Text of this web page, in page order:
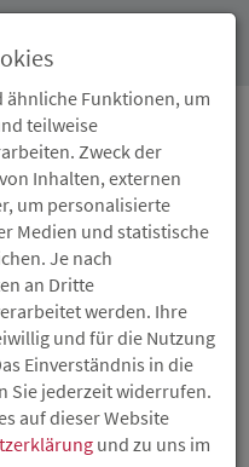
SICH AN
Rheinland-Pfalz (ISB)
im Rahmen einer
die
ähnliche Funktionen, um
teilweise
Zweck der
Inhalten, externen
um personalisierte
Medien und statistische
Je nach
an Dritte
werden. Ihre
und für die Nutzung
Einverständnis in die
Sie jederzeit widerrufen.
auf dieser Website
und zu uns im